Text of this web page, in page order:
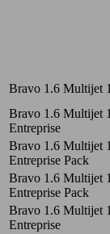
Bravo 1.6 Multijet
Bravo 1.6 Multijet
Entreprise
Bravo 1.6 Multijet
Entreprise Pack
Bravo 1.6 Multijet
Entreprise Pack
Bravo 1.6 Multijet
Entreprise